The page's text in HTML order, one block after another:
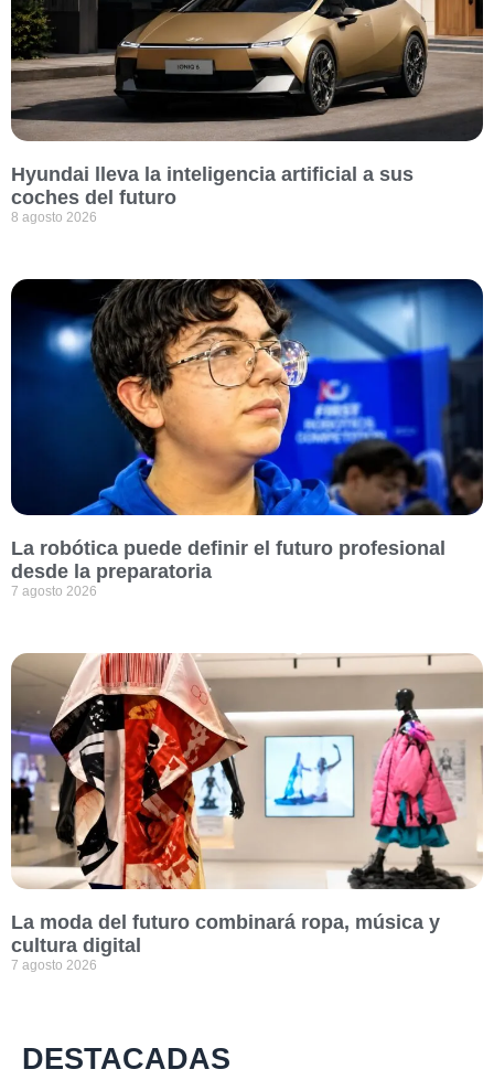
Hyundai lleva la inteligencia artificial a sus
coches del futuro
8 agosto 2026
La robótica puede definir el futuro profesional
desde la preparatoria
7 agosto 2026
La moda del futuro combinará ropa, música y
cultura digital
7 agosto 2026
DESTACADAS